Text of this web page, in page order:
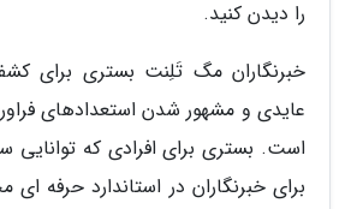
را دیدن کنید.
خبرنگاران مگ تَلِنت بستری برای
عایدی و مشهور شدن استعدادهای
است. بستری برای افرادی که توانایی
برای خبرنگاران در استاندارد حرفه ای